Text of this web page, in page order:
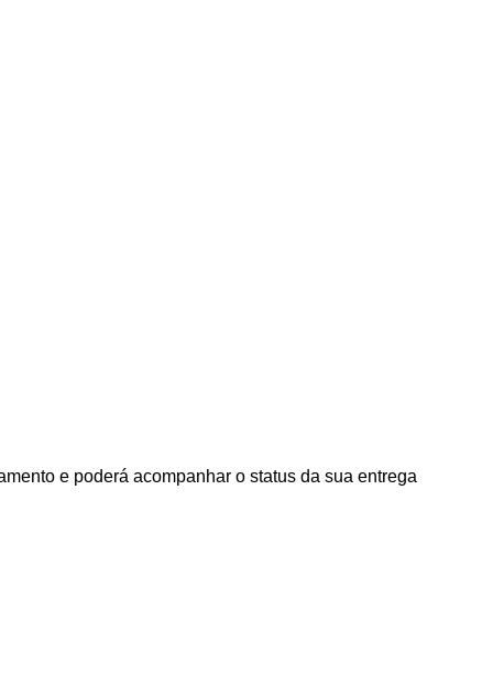
e poderá acompanhar o status da sua entrega